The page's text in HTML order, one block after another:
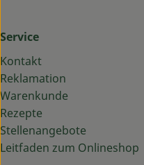
Service
Kontakt
Reklamation
Warenkunde
Rezepte
Stellenangebote
Leitfaden zum Onlineshop